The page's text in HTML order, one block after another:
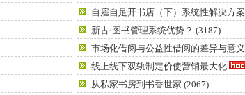
自雇自足开书店（下）系统性解决方案
新古·图书管理系统优势？ (3187)
市场化借阅与公益性借阅的差异与意义
线上线下双轨制定价使营销最大化
从私家书房到书香世家 (2067)